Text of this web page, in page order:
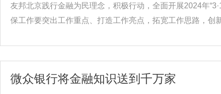
友邦北京践行金融为民理念，积极行动，全面开展2024年
保工作要突出工作重点、打造工作亮点，拓宽工作思路，创
微众银行将金融知识送到千万家